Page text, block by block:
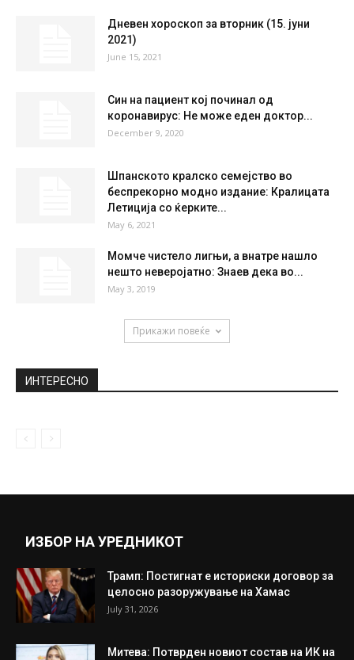
Дневен хороскоп за вторник (15. јуни
2021)
June 15, 2021
Син на пациент кој починал од
коронавирус: Не може еден доктор...
December 9, 2020
Шпанското кралско семејство во
беспрекорно модно издание: Кралицата
Летиција со ќерките...
May 6, 2021
Момче чистело лигњи, а внатре нашло
нешто неверојатно: Знаев дека во...
May 3, 2019
Прикажи повеќе
ИНТЕРЕСНО
ИЗБОР НА УРЕДНИКОТ
Трамп: Постигнат е историски договор за
целосно разоружување на Хамас
July 31, 2026
Митева: Потврден новиот состав на ИК на